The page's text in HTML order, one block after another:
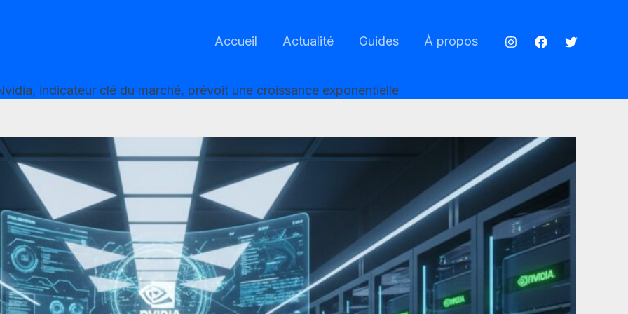
Accueil Actualité Guides À propos
indicateur clé du marché, prévoit une croissance exponentielle